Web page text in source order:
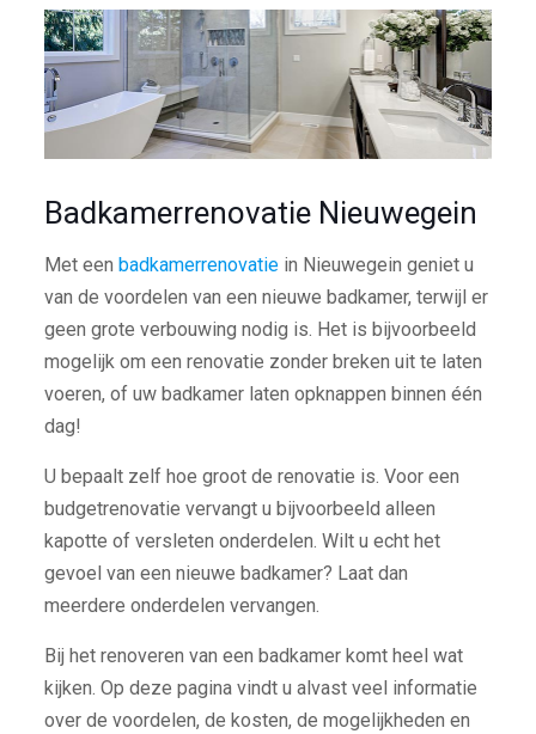
Badkamerrenovatie Nieuwegein
Met een badkamerrenovatiein Nieuwegein geniet u
van de voordelen van een nieuwe badkamer, terwijl er
geen grote verbouwing nodig is. Het is bijvoorbeeld
mogelijk om een renovatie zonder breken uit te laten
voeren, of uw badkamer laten opknappen binnen één
dag!
U bepaalt zelf hoe groot de renovatie is. Voor een
budgetrenovatie vervangt u bijvoorbeeld alleen
kapotte of versleten onderdelen. Wilt u echt het
gevoel van een nieuwe badkamer? Laat dan
meerdere onderdelen vervangen.
Bij het renoveren van een badkamer komt heel wat
kijken. Op deze pagina vindt u alvast veel informatie
over de voordelen, de kosten, de mogelijkheden en